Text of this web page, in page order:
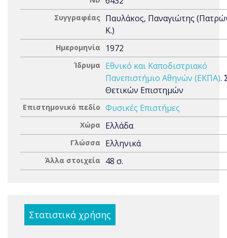
Συγγραφέας Παυλάκος, Παναγιώτης
Κ.)
Ημερομηνία 1972
Ίδρυμα
Εθνικό και Καποδιστριακό
Πανεπιστήμιο Αθηνών (ΕΚΠΑ).
Θετικών Επιστημών
Επιστημονικό πεδίο Φυσικές Επιστήμες
Χώρα Ελλάδα
Γλώσσα Ελληνικά
Άλλα στοιχεία 48 σ.
Στατιστικά χρήσης